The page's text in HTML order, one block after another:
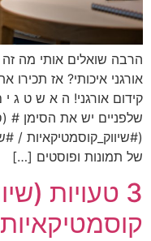
הרבה שואלים אותי מה זה
אורגני איכותי? אז
קידום אורגני! ה א ש ט ג
שלפניים יש את הסימן #
(#שיווק_קוסמטיקאיות /
של תמונות ופוסטים […]
3 טעויות
קוסמטיקאיות